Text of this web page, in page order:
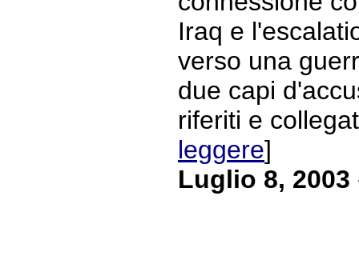
Iraq e
verso una
due capi
riferiti e
leggere]
Luglio 8, 2003